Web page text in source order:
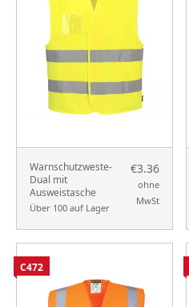
Warnschutzweste-
Dual mit
Ausweistasche
Über 100 auf Lager
€3.36
ohne
MwSt
C472